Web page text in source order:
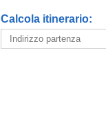
Calcola itinerario: